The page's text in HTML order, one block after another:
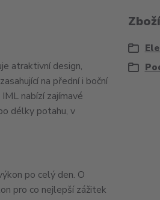
atraktivní design,
na přední i boční
nabízí zajímavé
délky potahu, v
po celý den. O
pro co nejlepší zážitek